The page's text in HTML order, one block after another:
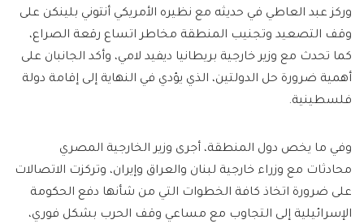
وركز عبد العاطي في حديثه مع نظيره الأمريكي أنتوني بلينكن على
وقف التصعيد وتجنيب المنطقة مخاطر اتساع رقعة الصراع،
كما تحدث مع وزير خارجية بريطانيا ديفيد لامي، وأكد الجانبان على
أهمية ضرورة حل الدولتين، الذي يؤدي في النهاية إلى إقامة دولة
فلسطينية.
وفي ما يخص دول المنطقة، أجرى وزير الخارجية المصري
محادثات مع وزراء خارجية لبنان والعراق وإيران، وتركزت الاتصالات
على ضرورة اتخاذ كافة الخطوات التي من شأنها دفع الحكومة
الإسرائيلية إلى التجاوب مع مساعي وقف الحرب بشكل فوري،